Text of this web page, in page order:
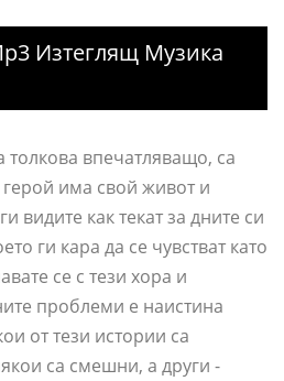
Изтеглящ Музика
толкова впечатляващо, са
герой има свой живот и
видите как текат за дните си
ги кара да се чувстват като
се с тези хора и
проблеми е наистина
от тези истории са
са смешни, а други -